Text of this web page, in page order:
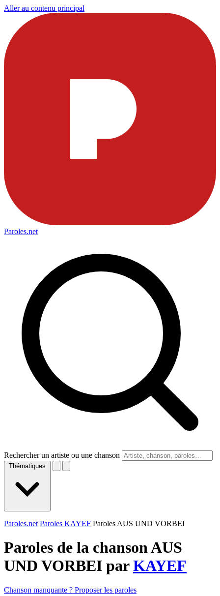
Aller au contenu principal
Paroles.net
Rechercher un artiste ou une chanson
Thématiques
Paroles.net Paroles KAYEF Paroles AUS UND VORBEI
Paroles de la chanson AUS
UND VORBEI parKAYEF
Chanson manquante ? Proposer les paroles